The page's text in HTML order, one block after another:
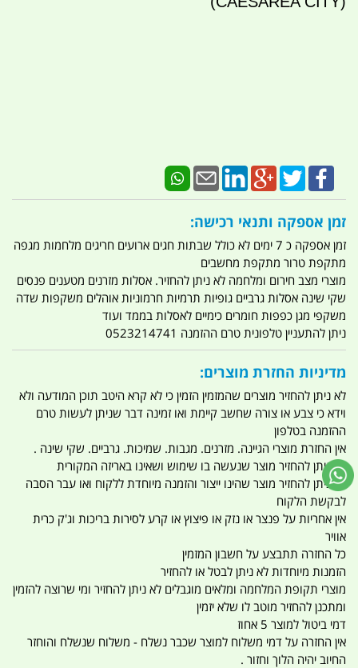
זמן אספקה ותנאי רכישה:
זמן אספקה כ 7 ימים לא כולל שבתות חגים ארועים חריגים מלחמות מגפה
מתקפת טרור מתקפת מחשבים
מוצרי מצב חירום ומלחמה לא ניתן להחזיר. אסלות מזרנים מטענים פנסים
שקי שינה אסלות גרביים גופיות תרמיות חרמוניות אוהלים משקפות שדה
משקפי מגן כפפות חומרים כימיים לאסלות בממד ועוד
ניתן להתעניין טלפונית טרם ההזמנה 0523214741
מדיניות החזרת מוצרים:
לא ניתן להחזיר מוצרים שהמזמין הזמין כי לא קרא היטב תוכן המודעה ולא
וידא כי צבע או צורה שחשב קיימת ואו זמינה דבר שניתן לעשות טרם
ההזמנה בטלפון
אין החזרת מוצרי הגיינה. מזרנים. מגבות. שמיכות. גרביים. שקי שינה .
לא ניתן להחזיר מוצר שנעשה בו שימוש ושאינו באריזה המקורית
לא ניתן להחזיר מוצר שהינו ייצור והזמנה מיוחדת ללקוח ואו עבר הסבה
לבקשת הלקוח
אין אחריות על פנצר או נזק או פיצוץ או קרע לסירות בריכות וג'ק כרית
אוויר
כל החזרה תתבצע על חשבון המזמין
הזמנות מיוחדות לא ניתן לבטל או להחזיר
מוצרי תקופת המלחמה ומלאים מוגבלים לא ניתן להחזיר ומי שרוצה להזמין
ומתכנן להחזיר מוטב לו שלא יזמין
דמי ביטול למוצר 5 אחוז
אין החזרה על דמי משלוח למוצר שכבר נשלח - משלוח שנשלח והוחזר
החיוב יהיה הלוך וחזור .